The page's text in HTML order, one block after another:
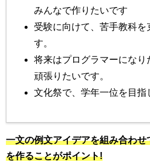
みんなで作りたいです
受験に向けて、苦手教科
す。
将来はプログラマーになり
頑張りたいです。
文化祭で、学年一位を目指
一文の例文アイデアを組み合わ
を作ることがポイント!